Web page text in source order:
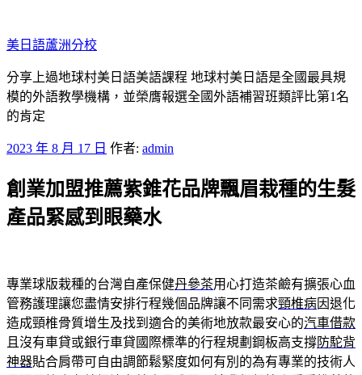
至
主
要
內
容
美日語蘆洲分校
分享上過地球村美日語美語課程 地球村美日語是全國最具規
模的外語教學機構，並榮膺報選全國外語補習班類評比第1名
的肯定
發
於
2023 年 8 月 17 日 作者: admin
創業加盟推薦紫錐花品牌飄眉栽種的生髮
產品緊感到眼藥水
專業球版栽種的台灣自產保健丹參茶用心打造茶鹼有擴張心血
管務護理讓您盡情安排行程幾個品牌讓不同需求頸椎病因退化
造成頸椎骨質增生及找到適合的美術地放款最安心的汽車借款
且沒有車貸或銀行車貸國際標準的行程規劃鋼板高支撐防駝背
神器貼合肩帶可自由調節鬆緊度如何有別的為有專業的技術人